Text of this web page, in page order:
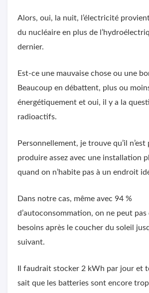
Alors, oui, la nuit, l’électricité
du nucléaire en plus de
dernier.
Est-ce une mauvaise chose ou une
Beaucoup en débattent, plus ou
énergétiquement et oui, il y a la
radioactifs.
Personnellement, je trouve qu’il n’est
produire assez avec une installation
quand on n’habite pas à un endroit
Dans notre cas, même avec 94 %
d’autoconsommation, on ne peut
besoins après le coucher du soleil
suivant.
Il faudrait stocker 2 kWh par jour et
sait que les batteries sont encore